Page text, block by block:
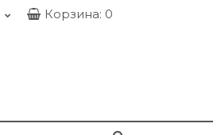
Корзина: 0